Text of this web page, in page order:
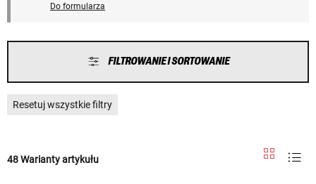
Do formularza
FILTROWANIE I SORTOWANIE
Resetuj wszystkie filtry
48 Warianty artykułu